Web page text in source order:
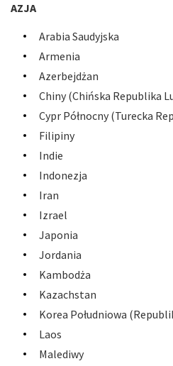
AZJA
Arabia Saudyjska
Armenia
Azerbejdżan
Chiny (Chińska Republika
Cypr Północny (Turecka
Filipiny
Indie
Indonezja
Iran
Izrael
Japonia
Jordania
Kambodża
Kazachstan
Korea Południowa
Laos
Malediwy